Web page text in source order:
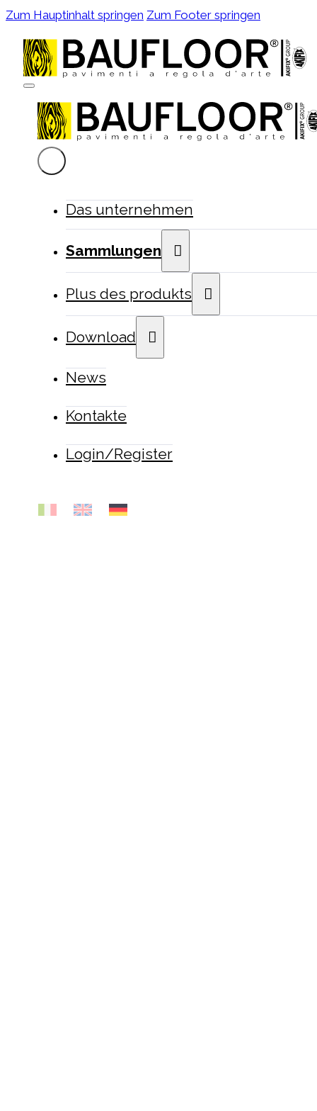
Zum Hauptinhalt springen Zum Footer springen
Das unternehmen
Sammlungen
Plus des produkts
Download
News
Kontakte
Login/Register